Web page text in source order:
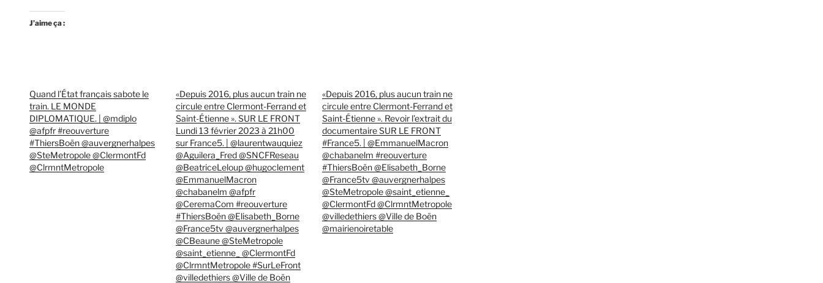
J’aime ça :
Quand l’État français sabote le
train. LE MONDE
DIPLOMATIQUE. | @mdiplo
@afpfr #reouverture
#ThiersBoën @auvergnerhalpes
@SteMetropole @ClermontFd
@ClrmntMetropole
«Depuis 2016, plus aucun train ne
circule entre Clermont-Ferrand et
Saint-Étienne ». SUR LE FRONT
Lundi 13 février 2023 à 21h00
sur France5. | @laurentwauquiez
@Aguilera_Fred @SNCFReseau
@BeatriceLeloup @hugoclement
@EmmanuelMacron
@chabanelm @afpfr
@CeremaCom #reouverture
#ThiersBoën @Elisabeth_Borne
@France5tv @auvergnerhalpes
@CBeaune @SteMetropole
@saint_etienne_ @ClermontFd
@ClrmntMetropole #SurLeFront
@villedethiers @Ville de Boën
«Depuis 2016, plus aucun train ne
circule entre Clermont-Ferrand et
Saint-Étienne ». Revoir l’extrait du
documentaire SUR LE FRONT
#France5. | @EmmanuelMacron
@chabanelm #reouverture
#ThiersBoën @Elisabeth_Borne
@France5tv @auvergnerhalpes
@SteMetropole @saint_etienne_
@ClermontFd @ClrmntMetropole
@villedethiers @Ville de Boën
@mairienoiretable